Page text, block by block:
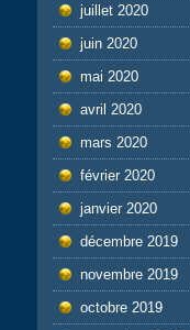
juillet 2020
juin 2020
mai 2020
avril 2020
mars 2020
février 2020
janvier 2020
décembre 2019
novembre 2019
octobre 2019